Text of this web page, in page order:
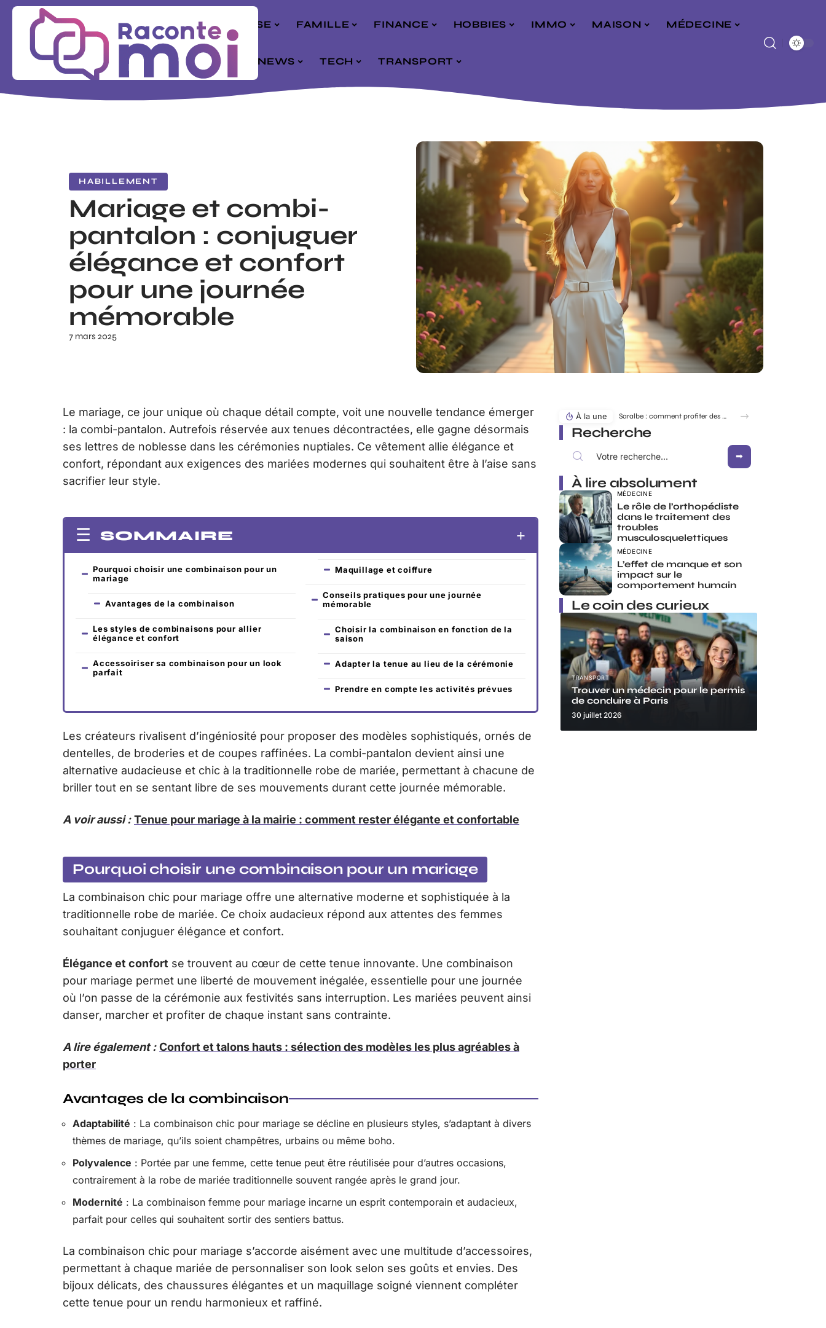
ENTREPRISE FAMILLE FINANCE HOBBIES IMMO MAISON MÉDECINE
MODE NEWS TECH TRANSPORT
HABILLEMENT
Mariage et combi-
pantalon : conjuguer
élégance et confort
pour une journée
mémorable
7 mars 2025
Le mariage, ce jour unique où chaque détail compte, voit une nouvelle tendance émerger
: la combi-pantalon. Autrefois réservée aux tenues décontractées, elle gagne désormais
ses lettres de noblesse dans les cérémonies nuptiales. Ce vêtement allie élégance et
confort, répondant aux exigences des mariées modernes qui souhaitent être à l’aise sans
sacrifier leur style.
SOMMAIRE
Pourquoi choisir une combinaison pour un
mariage
Avantages de la combinaison
Les styles de combinaisons pour allier
élégance et confort
Accessoiriser sa combinaison pour un look
parfait
Maquillage et coiffure
Conseils pratiques pour une journée
mémorable
Choisir la combinaison en fonction de la
saison
Adapter la tenue au lieu de la cérémonie
Prendre en compte les activités prévues
Les créateurs rivalisent d’ingéniosité pour proposer des modèles sophistiqués, ornés de
dentelles, de broderies et de coupes raffinées. La combi-pantalon devient ainsi une
alternative audacieuse et chic à la traditionnelle robe de mariée, permettant à chacune de
briller tout en se sentant libre de ses mouvements durant cette journée mémorable.
A voir aussi : Tenue pour mariage à la mairie : comment rester élégante et confortable
Pourquoi choisir une combinaison pour un mariage
La combinaison chic pour mariage offre une alternative moderne et sophistiquée à la
traditionnelle robe de mariée. Ce choix audacieux répond aux attentes des femmes
souhaitant conjuguer élégance et confort.
Élégance et confort se trouvent au cœur de cette tenue innovante. Une combinaison
pour mariage permet une liberté de mouvement inégalée, essentielle pour une journée
où l’on passe de la cérémonie aux festivités sans interruption. Les mariées peuvent ainsi
danser, marcher et profiter de chaque instant sans contrainte.
A lire également : Confort et talons hauts : sélection des modèles les plus agréables à
porter
Avantages de la combinaison
Adaptabilité : La combinaison chic pour mariage se décline en plusieurs styles, s’adaptant à divers
thèmes de mariage, qu’ils soient champêtres, urbains ou même boho.
Polyvalence : Portée par une femme, cette tenue peut être réutilisée pour d’autres occasions,
contrairement à la robe de mariée traditionnelle souvent rangée après le grand jour.
Modernité : La combinaison femme pour mariage incarne un esprit contemporain et audacieux,
parfait pour celles qui souhaitent sortir des sentiers battus.
La combinaison chic pour mariage s’accorde aisément avec une multitude d’accessoires,
permettant à chaque mariée de personnaliser son look selon ses goûts et envies. Des
bijoux délicats, des chaussures élégantes et un maquillage soigné viennent compléter
cette tenue pour un rendu harmonieux et raffiné.
À la une Saralbe : comment profiter des bords de l’eau en toute saison ?
Recherche
À lire absolument
MÉDECINE
Le rôle de l’orthopédiste
dans le traitement des
troubles
musculosquelettiques
MÉDECINE
L’effet de manque et son
impact sur le
comportement humain
Le coin des curieux
TRANSPORT
Trouver un médecin pour le permis
de conduire à Paris
30 juillet 2026